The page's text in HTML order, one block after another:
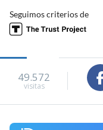
Seguimos criterios de
49.572
visitas